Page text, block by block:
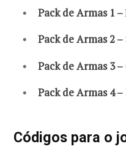
Pack de Armas 1 –
Pack de Armas 2 –
Pack de Armas 3 –
Pack de Armas 4 –
Códigos para o